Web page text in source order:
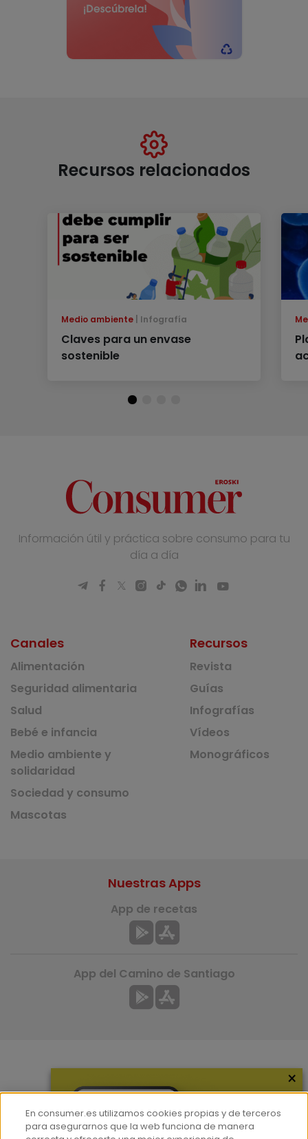
Recursos relacionados
Medio ambiente Infografía
Claves para un envase
sostenible
Información útil y práctica sobre consumo para tu
día a día
Canales
Alimentación
Seguridad alimentaria
Salud
Bebé e infancia
Medio ambiente y
solidaridad
Sociedad y consumo
Mascotas
Recursos
Revista
Guías
Infografías
Vídeos
Monográficos
Hemeroteca
Nuestras Apps
App de recetas
App del Camino de Santiago
×
En consumer.es utilizamos cookies propias y de terceros
para asegurarnos que la web funciona de manera